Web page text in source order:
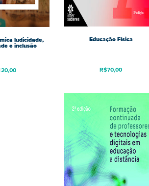
ludicidade,
e inclusão
Educação Física
R$70,00